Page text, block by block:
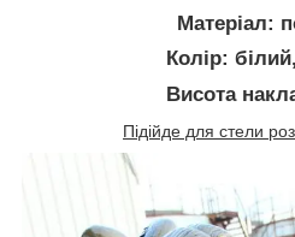
Матеріал:
Колір:
Висота
Підійде для стели